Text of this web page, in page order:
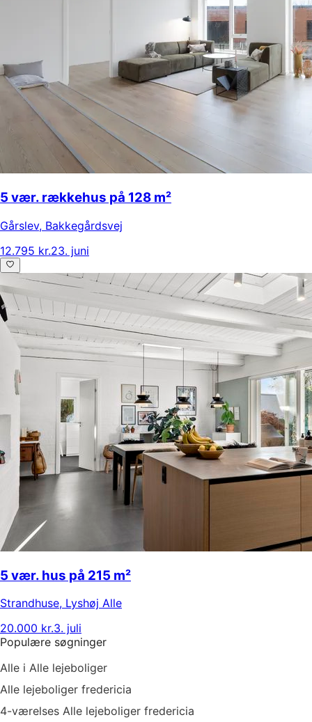
5 vær. rækkehus på 128 m²
Gårslev, Bakkegårdsvej
12.795 kr.23. juni
5 vær. hus på 215 m²
Strandhuse, Lyshøj Alle
20.000 kr.3. juli
Populære søgninger
Alle i Alle lejeboliger
Alle lejeboliger fredericia
4-værelses Alle lejeboliger fredericia